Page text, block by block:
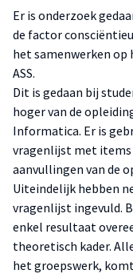
Er is onderzoek
de factor
het samenwerken op
ASS.
Dit is gedaan bij
hoger van de
Informatica. Er is
vragenlijst met items
aanvullingen van de
Uiteindelijk hebben
vragenlijst ingevuld.
enkel resultaat
theoretisch kader.
het groepswerk,